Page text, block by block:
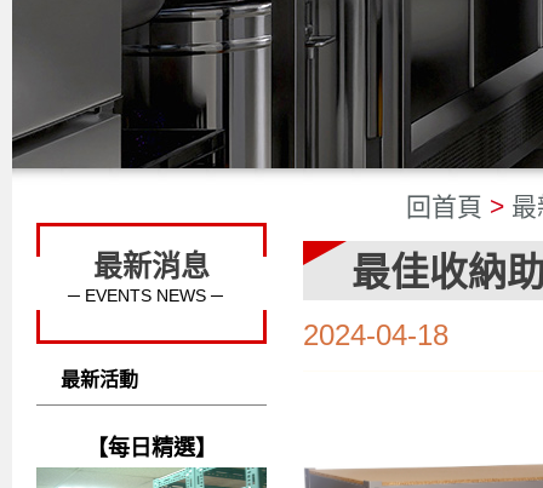
最新消息
─ EVENTS NEWS ─
最新活動
【每日精選】
回首頁 > 最
最佳收納
2024-04-18